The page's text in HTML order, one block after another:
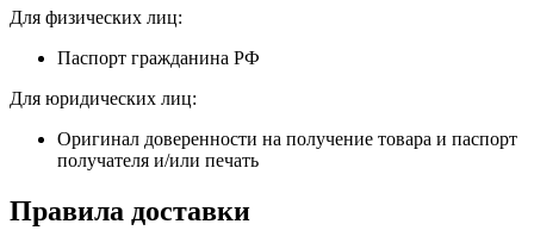
Для физических лиц:
Паспорт гражданина РФ
Для юридических лиц:
Оригинал доверенности на получение товара и паспорт
получателя и/или печать
Правила доставки